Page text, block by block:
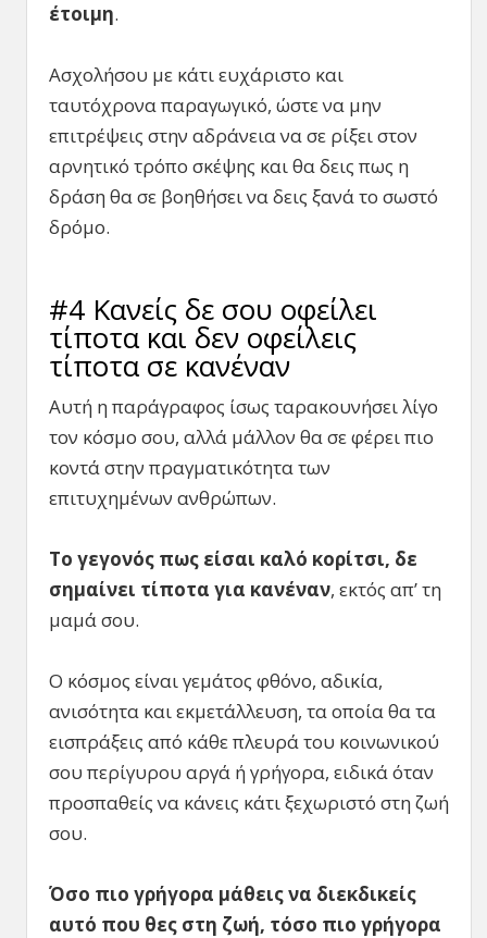
έτοιμη.
Ασχολήσου με κάτι ευχάριστο και
ταυτόχρονα παραγωγικό, ώστε να μην
επιτρέψεις στην αδράνεια να σε ρίξει στον
αρνητικό τρόπο σκέψης και θα δεις πως η
δράση θα σε βοηθήσει να δεις ξανά το σωστό
δρόμο.
#4 Κανείς δε σου οφείλει
τίποτα και δεν οφείλεις
τίποτα σε κανέναν
Αυτή η παράγραφος ίσως ταρακουνήσει λίγο
τον κόσμο σου, αλλά μάλλον θα σε φέρει πιο
κοντά στην πραγματικότητα των
επιτυχημένων ανθρώπων.
Το γεγονός πως είσαι καλό κορίτσι, δε
σημαίνει τίποτα για κανέναν, εκτός απ’ τη
μαμά σου.
Ο κόσμος είναι γεμάτος φθόνο, αδικία,
ανισότητα και εκμετάλλευση, τα οποία θα τα
εισπράξεις από κάθε πλευρά του κοινωνικού
σου περίγυρου αργά ή γρήγορα, ειδικά όταν
προσπαθείς να κάνεις κάτι ξεχωριστό στη ζωή
σου.
Όσο πιο γρήγορα μάθεις να διεκδικείς
αυτό που θες στη ζωή, τόσο πιο γρήγορα